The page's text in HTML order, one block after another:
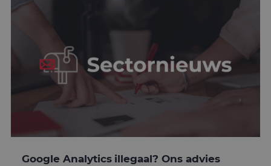
Google Analytics illegaal? Ons advies